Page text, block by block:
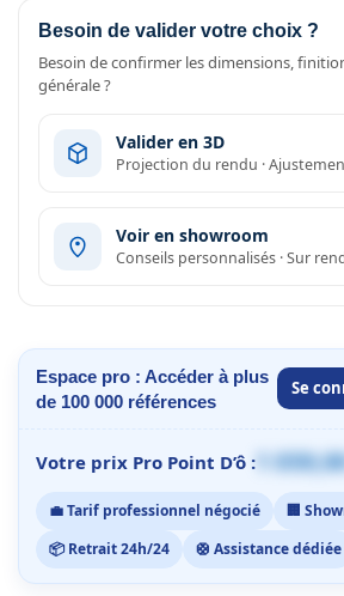
Besoin de valider votre choix ?
Besoin de confirmer les dimensions,
générale ?
Valider en 3D
Projection du rendu ·
Voir en showroom
Conseils personnalisés · Sur
Espace pro : Accéder à plus
de 100 000 références
Se
Votre prix Pro Point D’ô : 1
💼 Tarif professionnel négocié
🏢
📦 Retrait 24h/24
🛟 Assistance dédiée